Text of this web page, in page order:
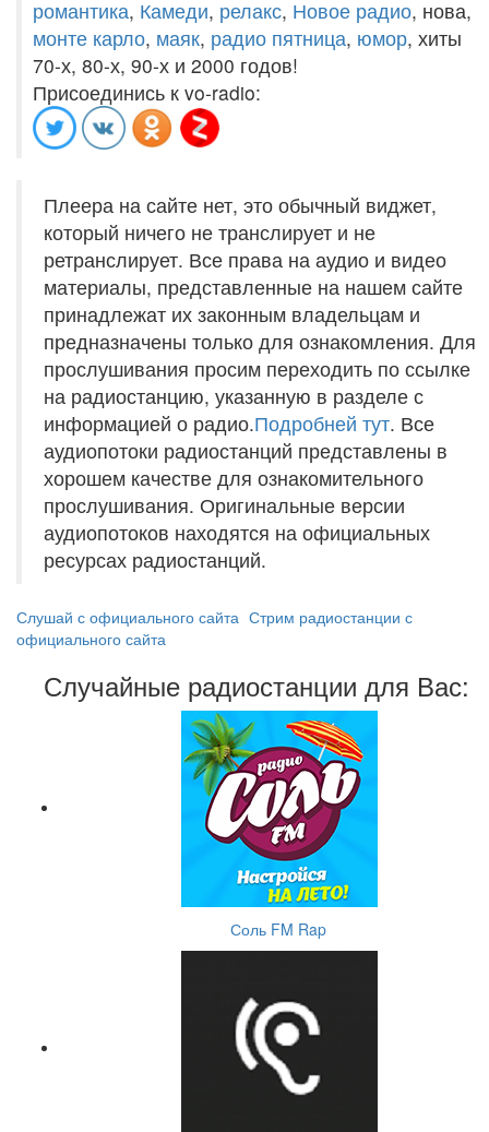
романтика, Камеди, релакс, Новое радио, нова,
монте карло, маяк, радио пятница, юмор, хиты
70-х, 80-х, 90-х и 2000 годов!
Присоединись к vo-radio:
Плеера на сайте нет, это обычный виджет,
который ничего не транслирует и не
ретранслирует. Все права на аудио и видео
материалы, представленные на нашем сайте
принадлежат их законным владельцам и
предназначены только для ознакомления. Для
прослушивания просим переходить по ссылке
на радиостанцию, указанную в разделе с
информацией о радио.Подробней тут. Все
аудиопотоки радиостанций представлены в
хорошем качестве для ознакомительного
прослушивания. Оригинальные версии
аудиопотоков находятся на официальных
ресурсах радиостанций.
Слушай с официального сайта Стрим радиостанции с
официального сайта
Случайные радиостанции для Вас:
Соль FM Rap